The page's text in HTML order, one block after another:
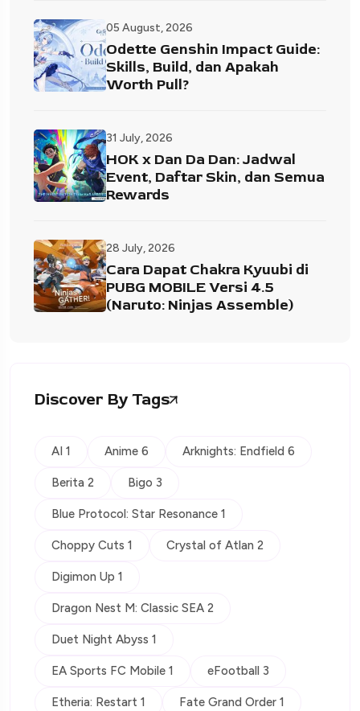
05 August, 2026
Odette Genshin Impact Guide:
Skills, Build, dan Apakah
Worth Pull?
31 July, 2026
HOK x Dan Da Dan: Jadwal
Event, Daftar Skin, dan Semua
Rewards
28 July, 2026
Cara Dapat Chakra Kyuubi di
PUBG MOBILE Versi 4.5
(Naruto: Ninjas Assemble)
Discover By Tags
AI 1 Anime 6 Arknights: Endfield 6
Berita 2 Bigo 3
Blue Protocol: Star Resonance 1
Choppy Cuts 1 Crystal of Atlan 2
Digimon Up 1
Dragon Nest M: Classic SEA 2
Duet Night Abyss 1
EA Sports FC Mobile 1 eFootball 3
Etheria: Restart 1 Fate Grand Order 1